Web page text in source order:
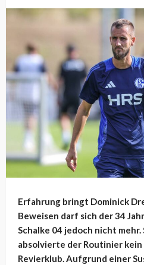
Erfahrung bringt Dominick
Beweisen darf sich der 34
Schalke 04 jedoch nicht
absolvierte der Routinier kein
Revierklub. Aufgrund einer